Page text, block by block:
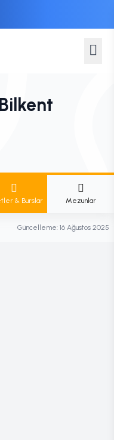
& Burslar Mezunlar
Güncelleme: 16 Ağustos 2025